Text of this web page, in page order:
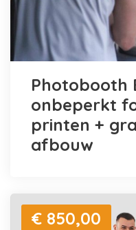
Photobooth
onbeperkt
printen +
afbouw
€ 850,00